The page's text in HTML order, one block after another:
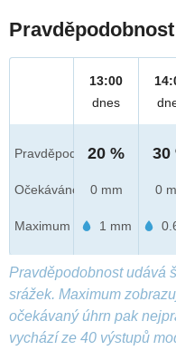
Pravděpod.
Očekáváno
Maximum
13:00
dnes
20 %
0 mm
1 mm
30
0
Pravděpodobnost udává
srážek. Maximum
očekávaný úhrn pak
vychází ze 40 výstupů